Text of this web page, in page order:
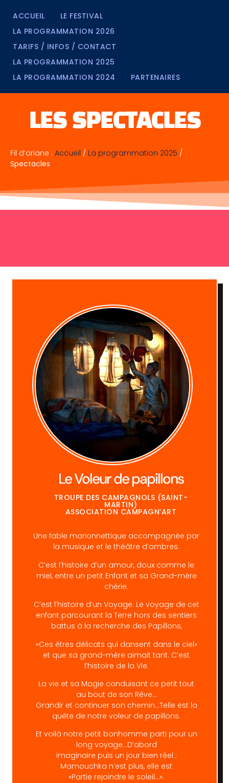
ACCUEIL
LE FESTIVAL
LA PROGRAMMATION 2026
TARIFS / INFOS / CONTACT
LA PROGRAMMATION 2025
LA PROGRAMMATION 2024
PARTENAIRES
LES SPECTACLES
Fil d’ariane : Accueil / La programmation 2025 /
Spectacles
Le Voleur de papillons
TROUPE DES CAMPAGNOLS (SAINT-
MARTIN)
ASSOCIATION CAMPAGN’ART
Une fable marionnettique accompagnée par
la musique et le théâtre d’ombres.
C’est l’histoire d’un amour, doux comme le
miel, entre un petit Enfant et sa Grand-mère
chérie.
C’est l’histoire d’un Voyage. Le voyage de cet
enfant parcourant la Terre hors des sentiers
battus à la recherche des Papillons,
«Ces êtres délicats qui dansent dans le ciel»
et que sa grand-mère aimait tant. C’est
l’histoire de la Vie.
La vie et sa Magie conduisant ce petit tout
au bout de son Rêve…
Grandir et continuer son chemin…Telle est la
quête de notre voleur de papillons.
Et voilà notre petit bonhomme parti pour un
long voyage…D’abord
imaginaire puis un jour bien réel ;
Mamouchka n’est plus, elle est
«Partie rejoindre le soleil…».